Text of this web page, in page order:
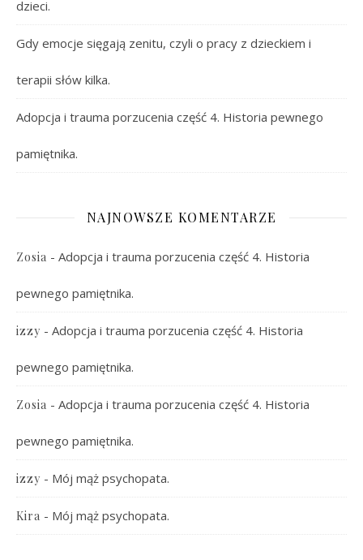
dzieci.
Gdy emocje sięgają zenitu, czyli o pracy z dzieckiem i
terapii słów kilka.
Adopcja i trauma porzucenia część 4. Historia pewnego
pamiętnika.
NAJNOWSZE KOMENTARZE
Zosia - Adopcja i trauma porzucenia część 4. Historia
pewnego pamiętnika.
izzy - Adopcja i trauma porzucenia część 4. Historia
pewnego pamiętnika.
Zosia - Adopcja i trauma porzucenia część 4. Historia
pewnego pamiętnika.
izzy - Mój mąż psychopata.
Kira - Mój mąż psychopata.